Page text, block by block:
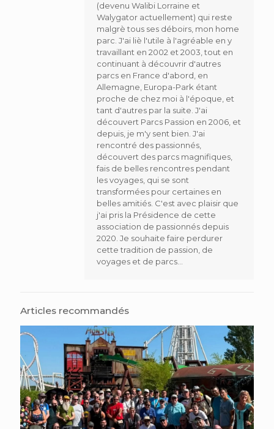
(devenu Walibi Lorraine et
Walygator actuellement) qui reste
malgrè tous ses déboirs, mon home
parc. J'ai liè l'utile à l'agréable en y
travaillant en 2002 et 2003, tout en
continuant à découvrir d'autres
parcs en France d'abord, en
Allemagne, Europa-Park étant
proche de chez moi à l'époque, et
tant d'autres par la suite. J'ai
découvert Parcs Passion en 2006, et
depuis, je m'y sent bien. J'ai
rencontré des passionnés,
découvert des parcs magnifiques,
fais de belles rencontres pendant
les voyages, qui se sont
transformées pour certaines en
belles amitiés. C'est avec plaisir que
j'ai pris la Présidence de cette
association de passionnés depuis
2020. Je souhaite faire perdurer
cette tradition de passion, de
voyages et de parcs...
Articles recommandés